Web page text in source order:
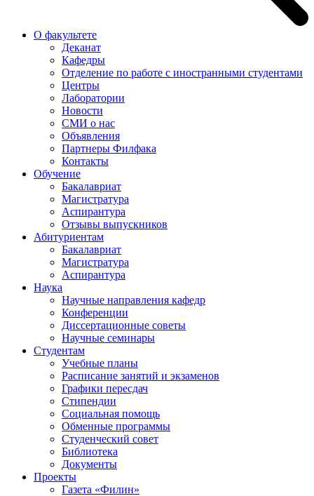
О факультете
Деканат
Кафедры
Отделение по работе с иностранными студентами
Центры
Лаборатории
Новости
СМИ о нас
Объявления
Партнеры Филфака
Контакты
Обучение
Бакалавриат
Магистратура
Аспирантура
Отзывы выпускников
Абитуриентам
Бакалавриат
Магистратура
Аспирантура
Наука
Научные направления кафедр
Конференции
Диссертационные советы
Научные семинары
Студентам
Учебные планы
Расписание занятий и экзаменов
Графики пересдач
Стипендии
Социальная помощь
Обменные программы
Студенческий совет
Библиотека
Документы
Проекты
Газета «Филин»